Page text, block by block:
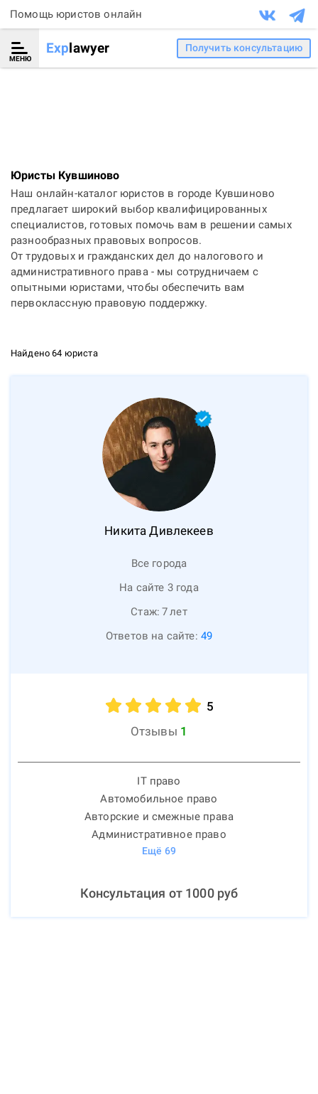
Помощь юристов онлайн
МЕНЮ
Explawyer Получить консультацию
Юристы Кувшиново
Наш онлайн-каталог юристов в городе Кувшиново
предлагает широкий выбор квалифицированных
специалистов, готовых помочь вам в решении самых
разнообразных правовых вопросов.
От трудовых и гражданских дел до налогового и
административного права - мы сотрудничаем с
опытными юристами, чтобы обеспечить вам
первоклассную правовую поддержку.
Найдено 64 юриста
Никита Дивлекеев
Все города
На сайте 3 года
Стаж: 7лет
Ответов на сайте: 49
5
Отзывы 1
IT право
Автомобильное право
Авторские и смежные права
Административное право
Ещё 69
Консультация от 1000руб